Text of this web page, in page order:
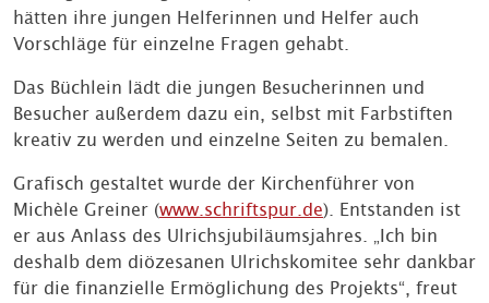
hätten ihre jungen Helferinnen und Helfer auch
Vorschläge für einzelne Fragen gehabt.
Das Büchlein lädt die jungen Besucherinnen und
Besucher außerdem dazu ein, selbst mit Farbstiften
kreativ zu werden und einzelne Seiten zu bemalen.
Grafisch gestaltet wurde der Kirchenführer von
Michèle Greiner (www.schriftspur.de). Entstanden ist
er aus Anlass des Ulrichsjubiläumsjahres. „Ich bin
deshalb dem diözesanen Ulrichskomitee sehr dankbar
für die finanzielle Ermöglichung des Projekts“, freut